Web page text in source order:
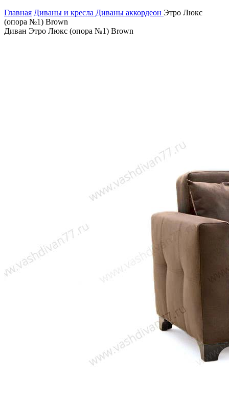
Главная Диваны и кресла Диваны аккордеон Этро Люкс
(опора №1) Brown
Диван Этро Люкс (опора №1) Brown